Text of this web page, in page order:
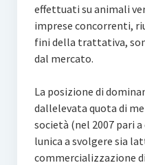
effettuati su animali
imprese concorrenti,
fini della trattativa,
dal mercato.
La posizione di
dallelevata quota di
società (nel 2007 pari a
lunica a svolgere sia
commercializzazione